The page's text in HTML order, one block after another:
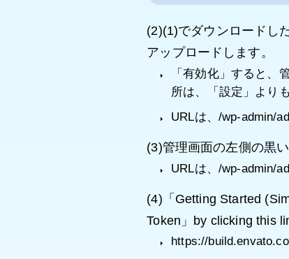
(2)(1)でダウンロードし
アップロードします。
「有効化」すると
所は、「設定」より
URLは、/wp-admin/
(3)管理画面の左側の黒
URLは、/wp-admin/
(4)「Getting Started
Token」by clicking this
https://